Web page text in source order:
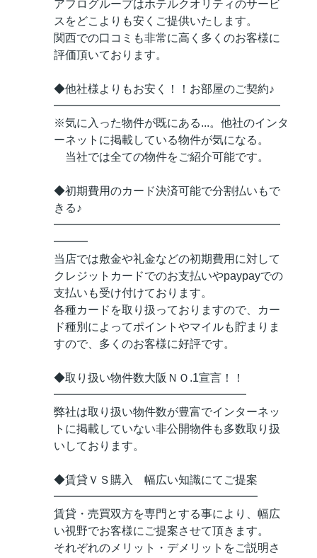
アフログループはホテルクオリティのサービ
スをどこよりも安くご提供いたします。
関西での口コミも非常に高く多くのお客様に
評価頂いております。
◆他社様よりもお安く！！お部屋のご契約♪
━━━━━━━━━━━━━━━━━━━━
※気に入った物件が既にある...。他社のインタ
ーネットに掲載している物件が気になる。
当社では全ての物件をご紹介可能です。
◆初期費用のカード決済可能で分割払いもで
きる♪
━━━━━━━━━━━━━━━━━━━━
━━━
当店では敷金や礼金などの初期費用に対して
クレジットカードでのお支払いやpaypayでの
支払いも受け付けております。
各種カードを取り扱っておりますので、カー
ド種別によってポイントやマイルも貯まりま
すので、多くのお客様に好評です。
◆取り扱い物件数大阪ＮＯ.1宣言！！
━━━━━━━━━━━━━━━━━
弊社は取り扱い物件数が豊富でインターネッ
トに掲載していない非公開物件も多数取り扱
いしております。
◆賃貸ＶＳ購入 幅広い知識にてご提案
━━━━━━━━━━━━━━━━━━
賃貸・売買双方を専門とする事により、幅広
い視野でお客様にご提案させて頂きます。
それぞれのメリット・デメリットをご説明さ